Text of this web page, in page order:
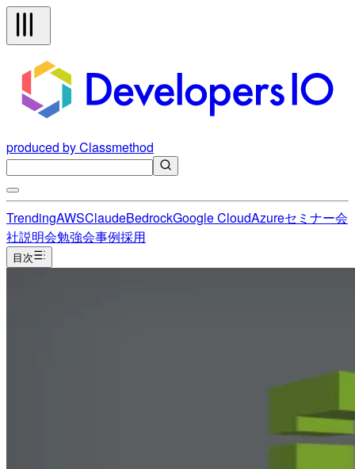
produced by Classmethod
TrendingAWSClaudeBedrockGoogle CloudAzureセミナー会
社説明会勉強会事例採用
目次